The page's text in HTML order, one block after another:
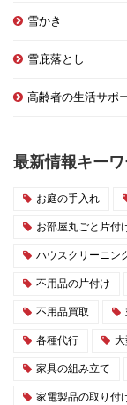
雪かき
雪庇落とし
高齢者の生活サポ
最新情報キー
お庭の手入れ
お部屋丸ごと片付
ハウスクリーニン
不用品の片付け
不用品買取
各種代行 大
家具の組み立て
家電製品の取り付